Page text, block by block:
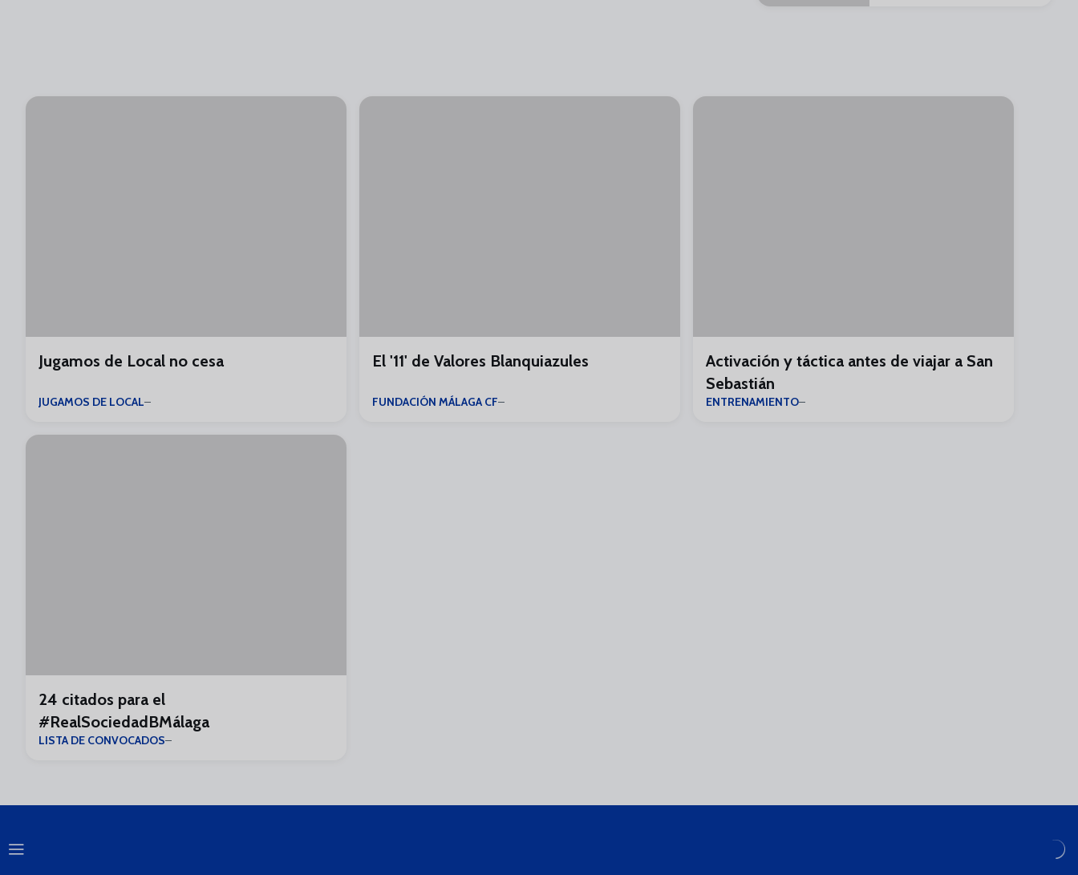
Jugamos de Local no cesa
JUGAMOS DE LOCAL
El '11' de Valores Blanquiazules
FUNDACIÓN MÁLAGA CF
Activación y táctica antes de viajar a San
Sebastián
ENTRENAMIENTO
24 citados para el
#RealSociedadBMálaga
LISTA DE CONVOCADOS